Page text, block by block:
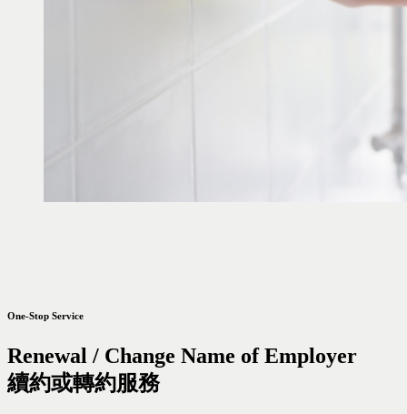
One-Stop Service
Renewal / Change Name of Employer
續約或轉約服務